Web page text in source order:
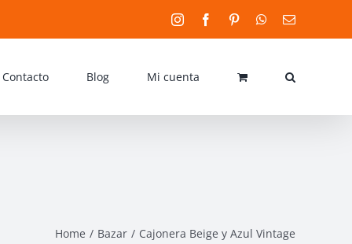
InstagramFacebookPinterestWhatsApp
Email
Contacto Blog Mi cuenta
Home Bazar Cajonera Beige y Azul Vintage